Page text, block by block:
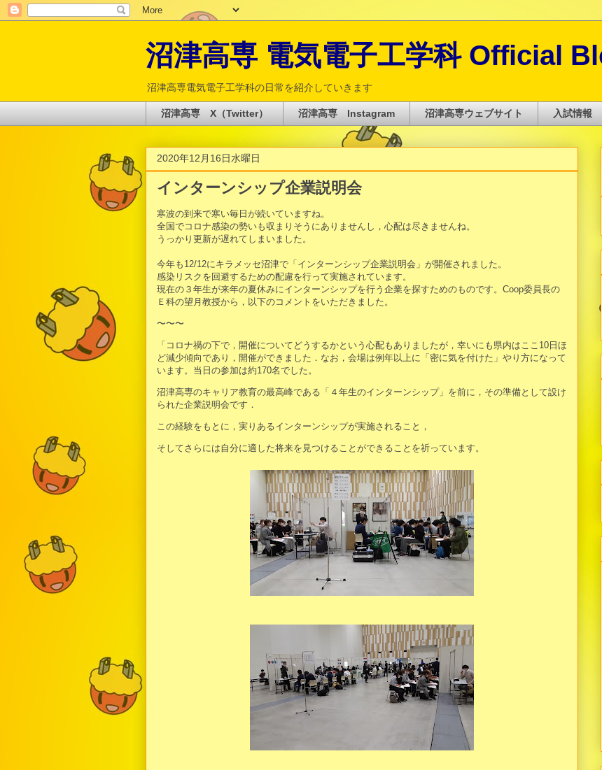
沼津高専 電気電子工学科 Official
沼津高専電気電子工学科の日常を紹介していきます
沼津高専 X（Twitter） 沼津高専 Instagram 沼津高専ウェブサイト 入試情報
2020年12月16日水曜日
インターンシップ企業説明会
寒波の到来で寒い毎日が続いていますね。
全国でコロナ感染の勢いも収まりそうにありませんし，心配は尽きませんね。
うっかり更新が遅れてしまいました。
今年も12/12にキラメッセ沼津で「インターンシップ企業説明会」が開催されました。
感染リスクを回避するための配慮を行って実施されています。
現在の３年生が来年の夏休みにインターンシップを行う企業を探すためのものです。Coop委員長の
Ｅ科の望月教授から，以下のコメントをいただきました。
〜〜〜
「コロナ禍の下で，開催についてどうするかという心配もありましたが，幸いにも県内はここ10日ほ
ど減少傾向であり，開催ができました．なお，会場は例年以上に「密に気を付けた」やり方になって
います。当日の参加は約170名でした。
沼津高専のキャリア教育の最高峰である「４年生のインターンシップ」を前に，その準備として設け
られた企業説明会です．
この経験をもとに，実りあるインターンシップが実施されること，
そしてさらには自分に適した将来を見つけることができることを祈っています。